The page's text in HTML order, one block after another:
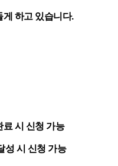
하고 있습니다.
료 시 신청 가능
성 시 신청 가능